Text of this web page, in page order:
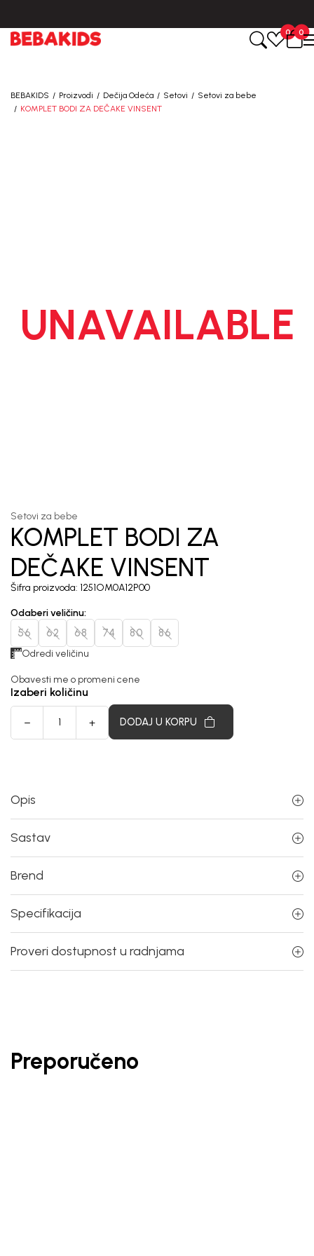
0
0
BEBAKIDS Proizvodi Dečija Odeća Setovi
Setovi za bebe
KOMPLET BODI ZA DEČAKE VINSENT
UNAVAILABLE
Setovi za bebe
KOMPLET BODI ZA
DEČAKE VINSENT
Šifra proizvoda: 1251OM0A12P00
Odaberi veličinu:
56 62 68 74 80 86
Odredi veličinu
Obavesti me o promeni cene
Izaberi količinu
DODAJ U KORPU
Opis
Sastav
Brend
Specifikacija
Proveri dostupnost u radnjama
Preporučeno